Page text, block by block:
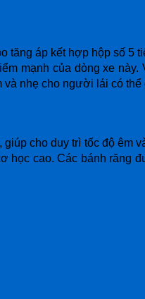
áp kết hợp hộp số
mạnh của dòng xe
nhẹ cho người lái có
cho duy trì tốc độ êm
cao. Các bánh răng